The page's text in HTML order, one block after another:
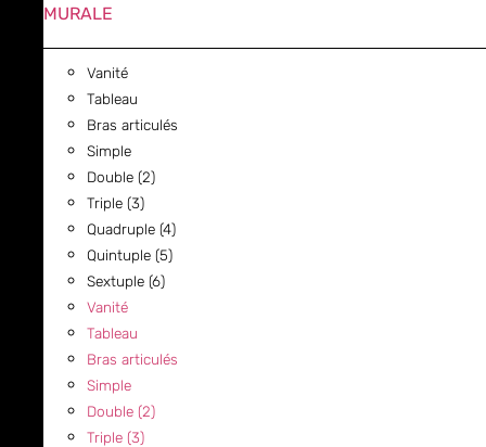
MURALE
Vanité
Tableau
Bras articulés
Simple
Double (2)
Triple (3)
Quadruple (4)
Quintuple (5)
Sextuple (6)
Vanité
Tableau
Bras articulés
Simple
Double (2)
Triple (3)